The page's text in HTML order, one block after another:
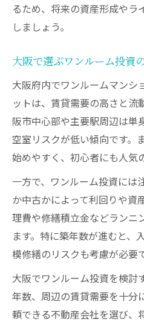
るため、将来の資産形成やラ
しましょう。
大阪で選ぶワンルーム投資
大阪府内でワンルームマンシ
ットは、賃貸需要の高さと流
阪市中心部や主要駅周辺は単
空室リスクが低い傾向です。
始めやすく、初心者にも人気
一方で、ワンルーム投資には
か中古かによって利回りや資
理費や修繕積立金などランニ
ます。特に築年数が進むと、
模修繕のリスクも考慮が必要
大阪でワンルーム投資を検討
年数、周辺の賃貸需要を十分
頼できる不動産会社を選び、